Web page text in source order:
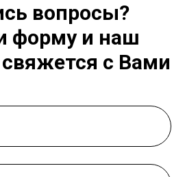
вопросы?
форму и наш
с Вами